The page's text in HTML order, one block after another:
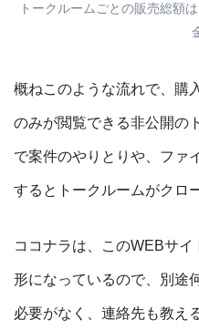
トークルームごとの販売総額
概ねこのような流れで、購
のみが閲覧できる非公開の
で案件のやりとりや、ファ
するとトークルームがクロ
ココナラは、このWEBサ
形になっているので、別途
必要がなく、連絡先も教え